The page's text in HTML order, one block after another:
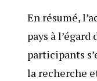
En résumé,
pays à
participants
la recherche